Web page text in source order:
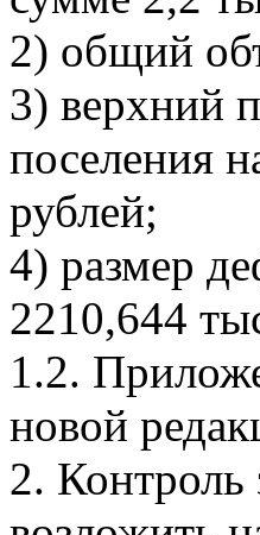
2) общий
3) верхний
поселения
рублей;
4) размер
2210,644
1.2.
новой
2. Контроль